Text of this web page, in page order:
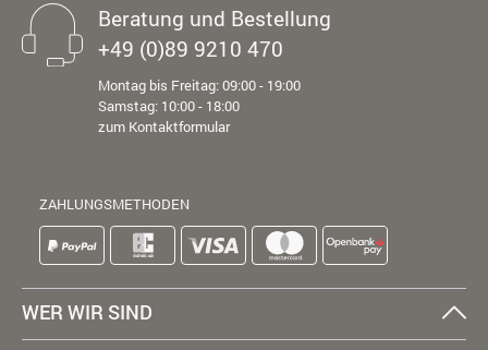
Beratung und Bestellung
+49 (0)89 9210 470
Montag bis Freitag: 09:00 - 19:00
Samstag: 10:00 - 18:00
zum Kontaktformular
ZAHLUNGSMETHODEN
WER WIR SIND